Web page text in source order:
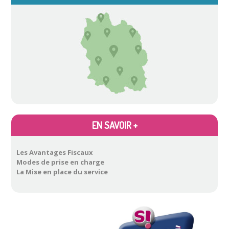
Atelier gérer son budget à la retraite
EN SAVOIR +
Les Avantages Fiscaux
Modes de prise en charge
La Mise en place du service